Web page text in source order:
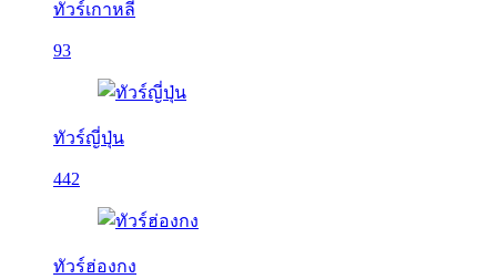
ทัวร์เกาหลี
93
ทัวร์ญี่ปุ่น
442
ทัวร์ฮ่องกง